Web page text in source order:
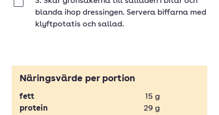
blanda ihop dressingen. Servera biffarna med
klyftpotatis och sallad.
Näringsvärde per portion
fett 15 g
protein
29 g